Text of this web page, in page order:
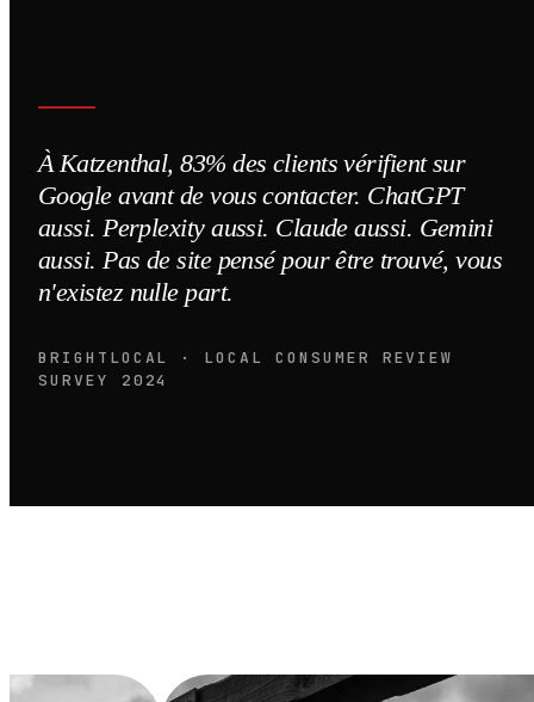
À Katzenthal, 83% des clients vérifient sur
Google avant de vous contacter. ChatGPT
aussi. Perplexity aussi. Claude aussi. Gemini
aussi. Pas de site pensé pour être trouvé, vous
n'existez nulle part.
BRIGHTLOCAL · LOCAL CONSUMER REVIEW
SURVEY 2024